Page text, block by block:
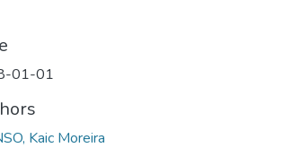
01-01
Kaic Moreira